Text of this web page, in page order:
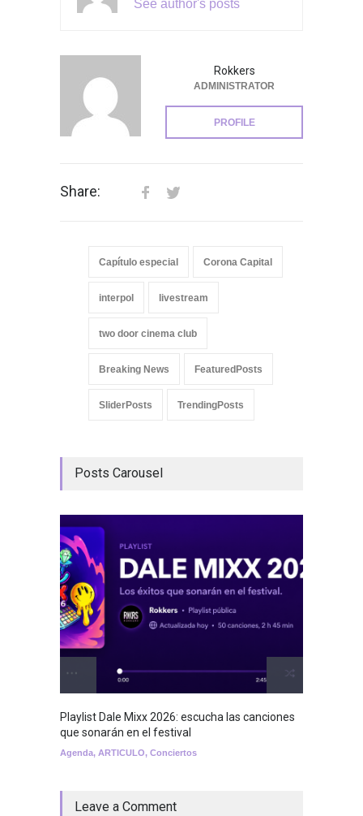
See author's posts
Rokkers
ADMINISTRATOR
PROFILE
Share:
Capítulo especial Corona Capital
interpol livestream
two door cinema club
Breaking News FeaturedPosts
SliderPosts TrendingPosts
Posts Carousel
Playlist Dale Mixx 2026: escucha las canciones
que sonarán en el festival
Agenda, ARTICULO, Conciertos
Leave a Comment